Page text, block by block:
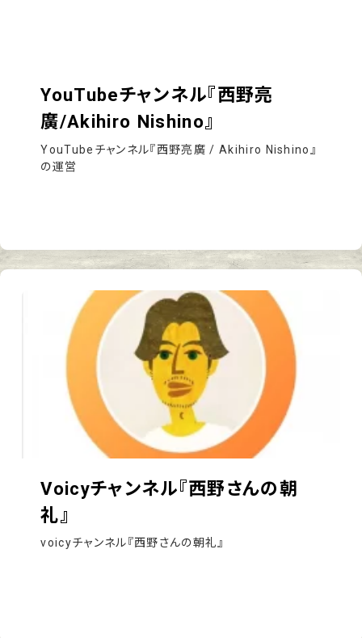
YouTubeチャンネル『西野亮
廣/Akihiro Nishino』
YouTubeチャンネル『西野亮廣 / Akihiro Nishino』
の運営
Voicyチャンネル『西野さんの朝
礼』
voicyチャンネル『西野さんの朝礼』